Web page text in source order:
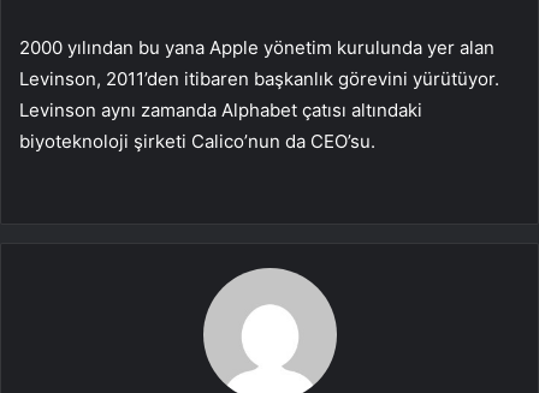
2000 yılından bu yana Apple yönetim kurulunda yer alan
Levinson, 2011’den itibaren başkanlık görevini yürütüyor.
Levinson aynı zamanda Alphabet çatısı altındaki
biyoteknoloji şirketi Calico’nun da CEO’su.